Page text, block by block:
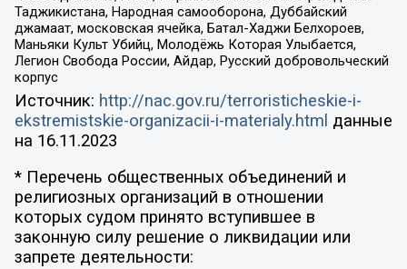
Таджикистана, Народная самооборона, Дуббайский
джамаат, московская ячейка, Батал-Хаджи Белхороев,
Маньяки Культ Убийц, Молодёжь Которая Улыбается,
Легион Свобода России, Айдар, Русский добровольческий
корпус
Источник: http://nac.gov.ru/terroristicheskie-i-
ekstremistskie-organizacii-i-materialy.html данные
на 16.11.2023
* Перечень общественных объединений и
религиозных организаций в отношении
которых судом принято вступившее в
законную силу решение о ликвидации или
запрете деятельности: